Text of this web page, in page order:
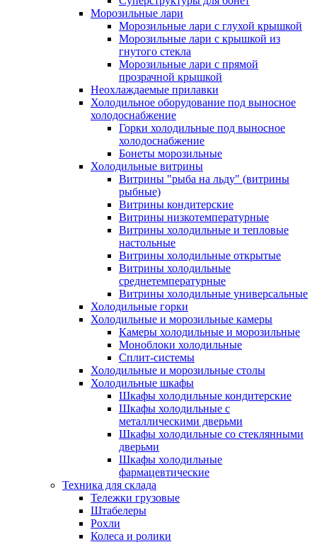
Морозильные лари
Морозильные лари с глухой крышкой
Морозильные лари с крышкой из
гнутого стекла
Морозильные лари с прямой
прозрачной крышкой
Неохлаждаемые прилавки
Холодильное оборудование под выносное
холодоснабжение
Горки холодильные под выносное
холодоснабжение
Бонеты морозильные
Холодильные витрины
Витрины "рыба на льду" (витрины
рыбные)
Витрины кондитерские
Витрины низкотемпературные
Витрины холодильные и тепловые
настольные
Витрины холодильные открытые
Витрины холодильные
среднетемпературные
Витрины холодильные универсальные
Холодильные горки
Холодильные и морозильные камеры
Камеры холодильные и морозильные
Моноблоки холодильные
Сплит-системы
Холодильные и морозильные столы
Холодильные шкафы
Шкафы холодильные кондитерские
Шкафы холодильные с
металлическими дверьми
Шкафы холодильные со стеклянными
дверьми
Шкафы холодильные
фармацевтические
Техника для склада
Тележки грузовые
Штабелеры
Рохли
Колеса и ролики